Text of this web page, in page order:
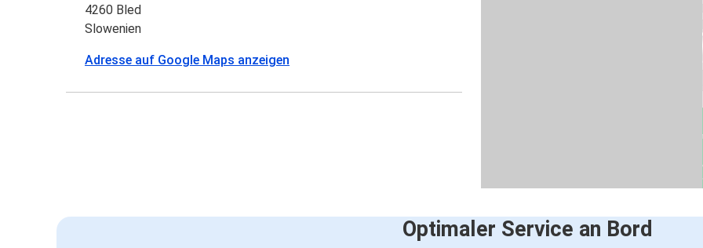
4260 Bled
Slowenien
Adresse auf Google Maps anzeigen
Optimaler Service an Bord